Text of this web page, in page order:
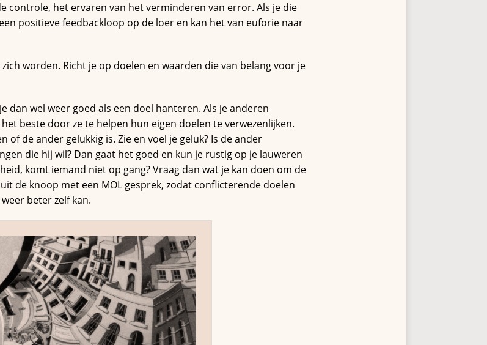
controle, het ervaren van het verminderen van error. Als je die
positieve feedbackloop op de loer en kan het van euforie naar
worden. Richt je op doelen en waarden die van belang voor je
dan wel weer goed als een doel hanteren. Als je anderen
beste door ze te helpen hun eigen doelen te verwezenlijken.
of de ander gelukkig is. Zie en voel je geluk? Is de ander
die hij wil? Dan gaat het goed en kun je rustig op je lauweren
komt iemand niet op gang? Vraag dan wat je kan doen om de
de knoop met een MOL gesprek, zodat conflicterende doelen
beter zelf kan.